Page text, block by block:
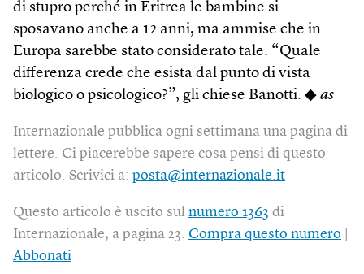
di stupro perché in Eritrea le bambine si
sposavano anche a 12 anni, ma ammise che in
Europa sarebbe stato considerato tale. “Quale
differenza crede che esista dal punto di vista
biologico o psicologico?”, gli chiese Banotti. ◆ as
Internazionale pubblica ogni settimana una pagina di
lettere. Ci piacerebbe sapere cosa pensi di questo
articolo. Scrivici a: posta@internazionale.it
Questo articolo è uscito sul numero 1363 di
Internazionale, a pagina 23. Compra questo numero
Abbonati